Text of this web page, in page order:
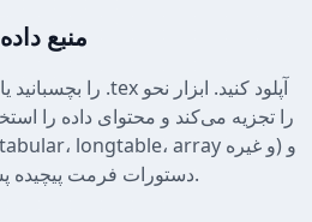
منبع داده
دستورات فرمت پیچیده پشتیبانی می‌کند.